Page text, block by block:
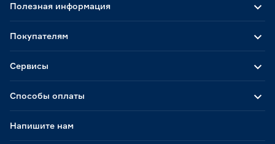
Способы оплаты
Полезная информация
Покупателям
Сервисы
Напишите нам